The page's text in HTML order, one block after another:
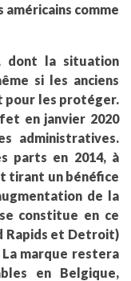
comme
dont la situation
si les anciens
les protéger.
en janvier 2020
administratives.
parts en 2014, à
tirant un bénéfice
de la
constitue en ce
Rapids et Detroit)
marque restera
en Belgique,